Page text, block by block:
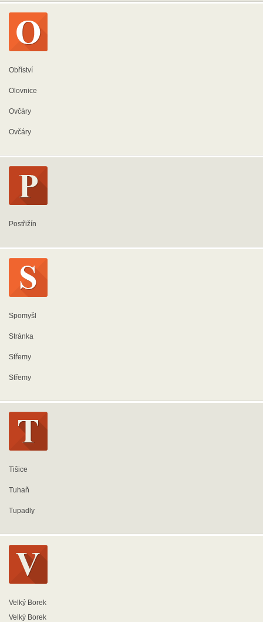
Obříství
Olovnice
Ovčáry
Ovčáry
Postřižín
Spomyšl
Stránka
Střemy
Střemy
Tišice
Tuhaň
Tupadly
Velký Borek
Velký Borek